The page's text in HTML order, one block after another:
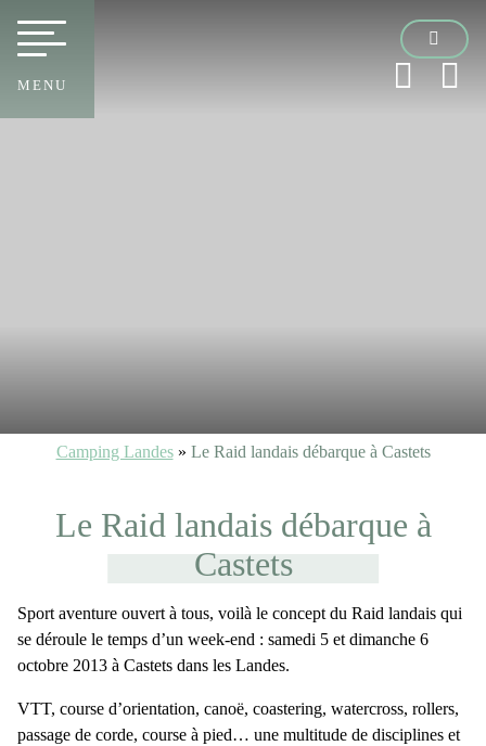
MENU
Camping Landes» Le Raid landais débarque à Castets
Le Raid landais débarque à
Castets
Sport aventure ouvert à tous, voilà le concept du Raid landais qui
se déroule le temps d’un week-end : samedi 5 et dimanche 6
octobre 2013 à Castets dans les Landes.
VTT, course d’orientation, canoë, coastering, watercross, rollers,
passage de corde, course à pied… une multitude de disciplines et